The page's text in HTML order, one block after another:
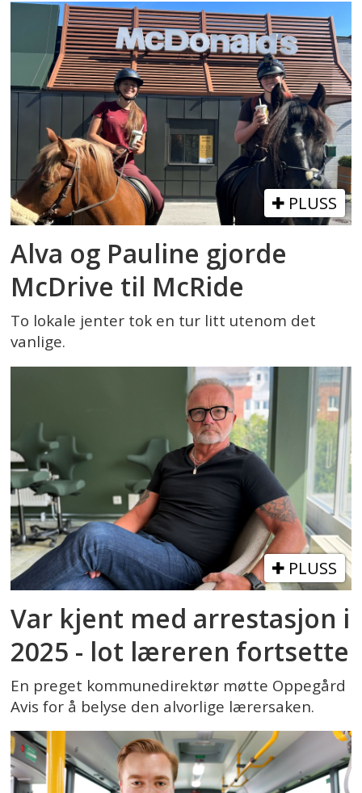
PLUSS
Alva og Pauline gjorde
McDrive til McRide
To lokale jenter tok en tur litt utenom det
vanlige.
PLUSS
Var kjent med arrestasjon i
2025 - lot læreren fortsette
En preget kommunedirektør møtte Oppegård
Avis for å belyse den alvorlige lærersaken.